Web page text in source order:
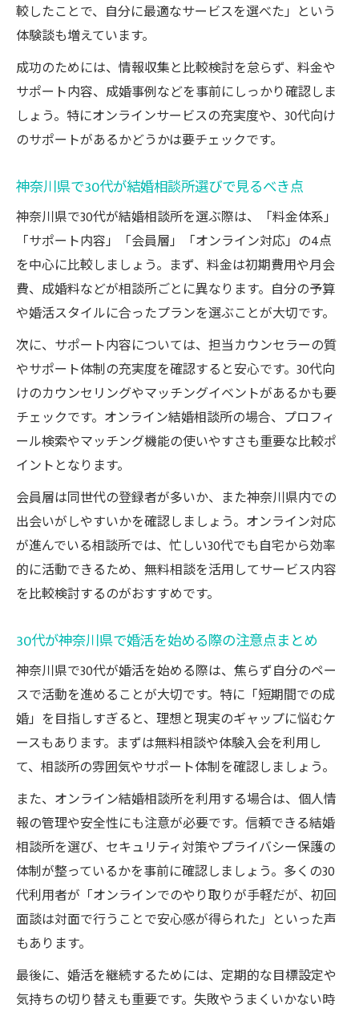
較したことで、自分に最適なサービスを選べた」という
体験談も増えています。
成功のためには、情報収集と比較検討を怠らず、料金や
サポート内容、成婚事例などを事前にしっかり確認しま
しょう。特にオンラインサービスの充実度や、30代向け
のサポートがあるかどうかは要チェックです。
神奈川県で30代が結婚相談所選びで見るべき点
神奈川県で30代が結婚相談所を選ぶ際は、「料金体系」
「サポート内容」「会員層」「オンライン対応」の4点
を中心に比較しましょう。まず、料金は初期費用や月会
費、成婚料などが相談所ごとに異なります。自分の予算
や婚活スタイルに合ったプランを選ぶことが大切です。
次に、サポート内容については、担当カウンセラーの質
やサポート体制の充実度を確認すると安心です。30代向
けのカウンセリングやマッチングイベントがあるかも要
チェックです。オンライン結婚相談所の場合、プロフィ
ール検索やマッチング機能の使いやすさも重要な比較ポ
イントとなります。
会員層は同世代の登録者が多いか、また神奈川県内での
出会いがしやすいかを確認しましょう。オンライン対応
が進んでいる相談所では、忙しい30代でも自宅から効率
的に活動できるため、無料相談を活用してサービス内容
を比較検討するのがおすすめです。
30代が神奈川県で婚活を始める際の注意点まとめ
神奈川県で30代が婚活を始める際は、焦らず自分のペー
スで活動を進めることが大切です。特に「短期間での成
婚」を目指しすぎると、理想と現実のギャップに悩むケ
ースもあります。まずは無料相談や体験入会を利用し
て、相談所の雰囲気やサポート体制を確認しましょう。
また、オンライン結婚相談所を利用する場合は、個人情
報の管理や安全性にも注意が必要です。信頼できる結婚
相談所を選び、セキュリティ対策やプライバシー保護の
体制が整っているかを事前に確認しましょう。多くの30
代利用者が「オンラインでのやり取りが手軽だが、初回
面談は対面で行うことで安心感が得られた」といった声
もあります。
最後に、婚活を継続するためには、定期的な目標設定や
気持ちの切り替えも重要です。失敗やうまくいかない時